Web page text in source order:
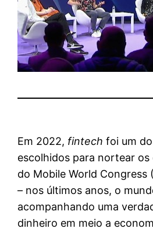
Em 2022, fintech foi um
escolhidos para nortear os
do Mobile World Congress
– nos últimos anos, o
acompanhando uma
dinheiro em meio a